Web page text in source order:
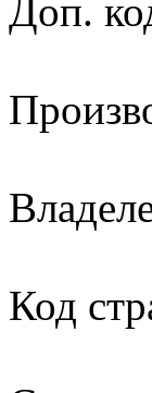
Доп.
Код